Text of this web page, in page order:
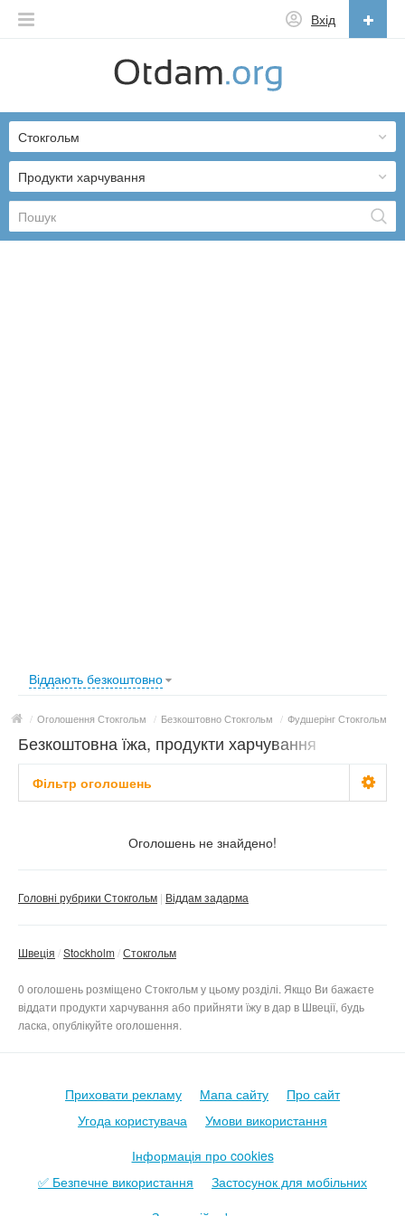
Вхід
English
Русский
Українська
Продукти харчування
Стокгольм
Віддають безкоштовно
/ Оголошення Стокгольм / Безкоштовно Стокгольм / Фудшерінг Стокгольм
Безкоштовна їжа, продукти харчування
задарма Стокгольм
Фільтр оголошень
Оголошень не знайдено!
Головні рубрики Стокгольм Віддам задарма
Швеція Stockholm Стокгольм
0 оголошень розміщено Стокгольм у цьому розділі. Якщо Ви бажаєте
віддати продукти харчування або прийняти їжу в дар в Швеції, будь
ласка, опублікуйте оголошення.
Приховати рекламу Мапа сайту
Про сайт
Угода користувача
Умови використання
Інформація про cookies
✅ Безпечне використання
Застосунок для мобільних